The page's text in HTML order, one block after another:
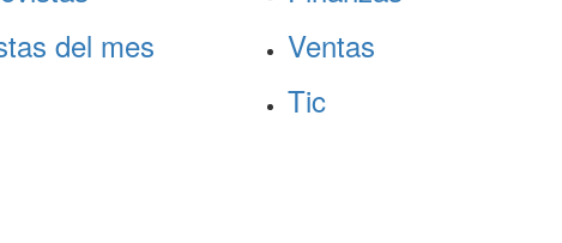
del mes
Ventas
Tic